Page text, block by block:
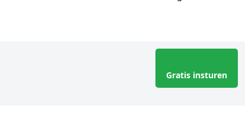
Gratis insturen